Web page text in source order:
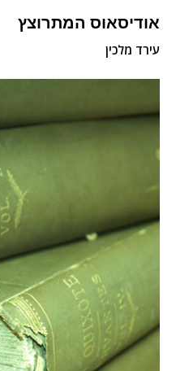
אודיסאוס המתרוצץ
עירד מלכין